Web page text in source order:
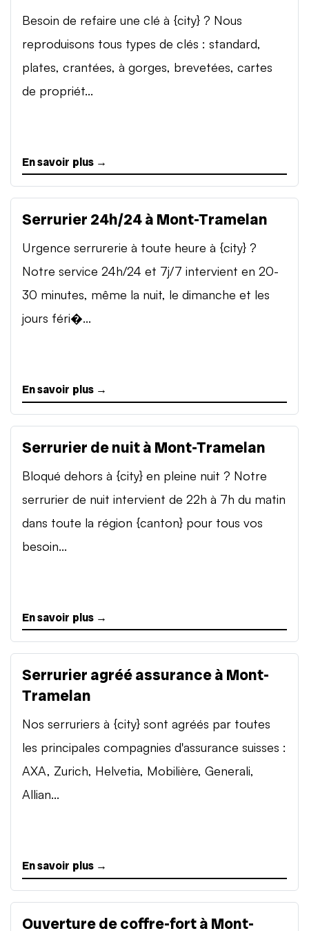
Besoin de refaire une clé à {city} ? Nous
reproduisons tous types de clés : standard,
plates, crantées, à gorges, brevetées, cartes
de propriét...
En savoir plus →
Serrurier 24h/24 à Mont-Tramelan
Urgence serrurerie à toute heure à {city} ?
Notre service 24h/24 et 7j/7 intervient en 20-
30 minutes, même la nuit, le dimanche et les
jours féri�...
En savoir plus →
Serrurier de nuit à Mont-Tramelan
Bloqué dehors à {city} en pleine nuit ? Notre
serrurier de nuit intervient de 22h à 7h du matin
dans toute la région {canton} pour tous vos
besoin...
En savoir plus →
Serrurier agréé assurance à Mont-
Tramelan
Nos serruriers à {city} sont agréés par toutes
les principales compagnies d'assurance suisses :
AXA, Zurich, Helvetia, Mobilière, Generali,
Allian...
En savoir plus →
Ouverture de coffre-fort à Mont-